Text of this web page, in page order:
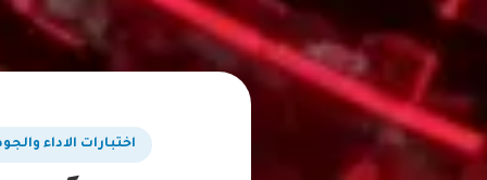
اختبارات الاداء